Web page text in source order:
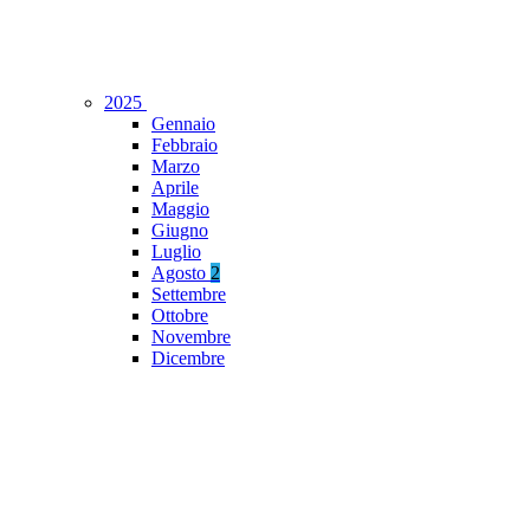
2025
Gennaio
Febbraio
Marzo
Aprile
Maggio
Giugno
Luglio
Agosto 2
Settembre
Ottobre
Novembre
Dicembre